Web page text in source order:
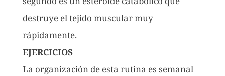
destruye el tejido muscular muy
rápidamente.
EJERCICIOS
La organización de esta rutina es semanal